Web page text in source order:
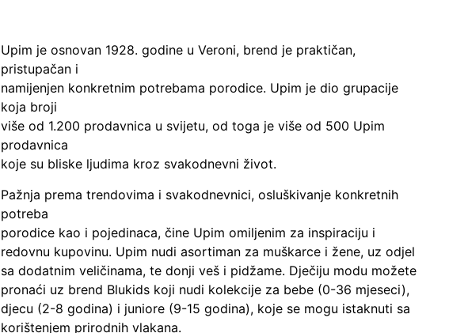
Upim je osnovan 1928. godine u Veroni, brend je praktičan,
pristupačan i
namijenjen konkretnim potrebama porodice. Upim je dio grupacije
koja broji
više od 1.200 prodavnica u svijetu, od toga je više od 500 Upim
prodavnica
koje su bliske ljudima kroz svakodnevni život.
Pažnja prema trendovima i svakodnevnici, osluškivanje konkretnih
potreba
porodice kao i pojedinaca, čine Upim omiljenim za inspiraciju i
redovnu kupovinu. Upim nudi asortiman za muškarce i žene, uz odjel
sa dodatnim veličinama, te donji veš i pidžame. Dječiju modu možete
pronaći uz brend Blukids koji nudi kolekcije za bebe (0-36 mjeseci),
djecu (2-8 godina) i juniore (9-15 godina), koje se mogu istaknuti sa
korištenjem prirodnih vlakana.